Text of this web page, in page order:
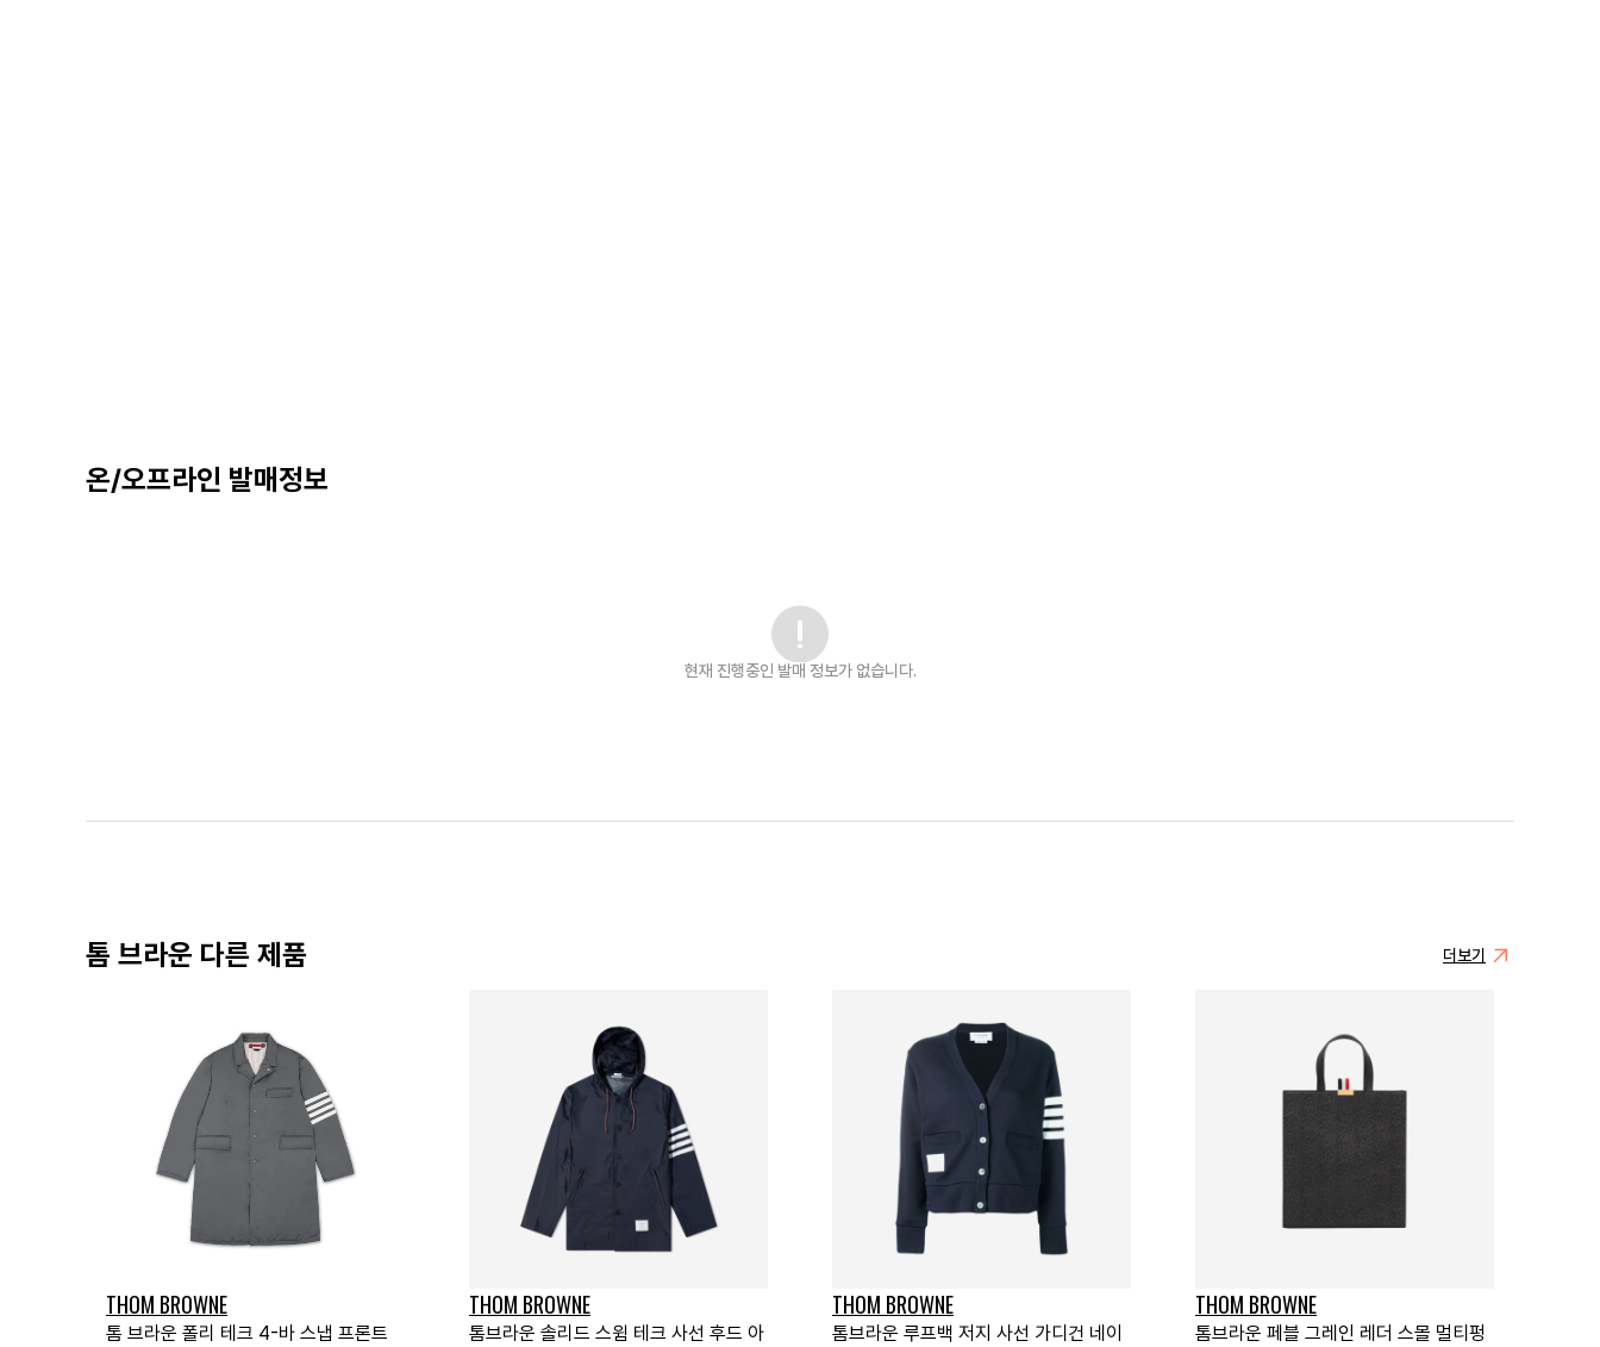
온/오프라인 발매정보
현재 진행중인 발매 정보가 없습니다.
톰 브라운 다른 제품 더보기
THOM BROWNE
톰 브라운 폴리 테크 4-바 스냅 프론트
THOM BROWNE
톰브라운 솔리드 스윔 테크 사선 후드 아
THOM BROWNE
톰브라운 루프백 저지 사선 가디건 네이
THOM BROWNE
톰브라운 페블 그레인 레더 스몰 멀티펑